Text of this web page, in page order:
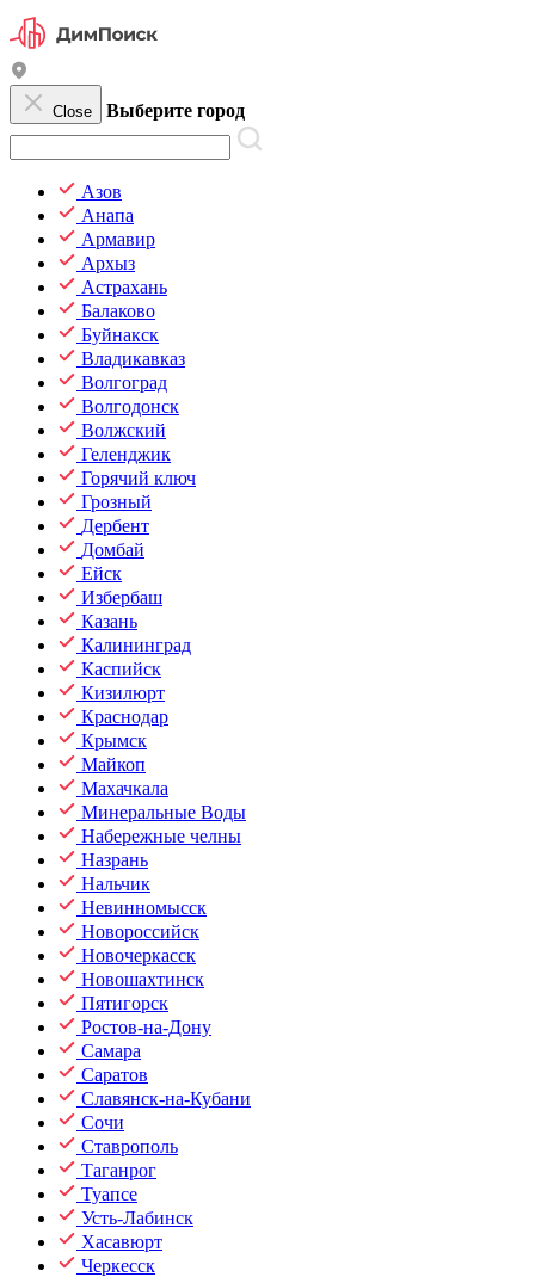
Close Выберите город
Азов
Анапа
Армавир
Архыз
Астрахань
Балаково
Буйнакск
Владикавказ
Волгоград
Волгодонск
Волжский
Геленджик
Горячий ключ
Грозный
Дербент
Домбай
Ейск
Избербаш
Казань
Калининград
Каспийск
Кизилюрт
Краснодар
Крымск
Майкоп
Махачкала
Минеральные Воды
Набережные челны
Назрань
Нальчик
Невинномысск
Новороссийск
Новочеркасск
Новошахтинск
Пятигорск
Ростов-на-Дону
Самара
Саратов
Славянск-на-Кубани
Сочи
Ставрополь
Таганрог
Туапсе
Усть-Лабинск
Хасавюрт
Черкесск